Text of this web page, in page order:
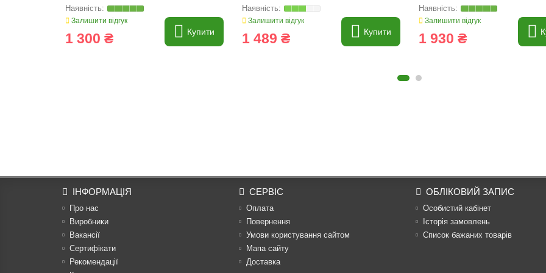
Залишити відгук
1 300 ₴ Купити
Залишити відгук
1 489 ₴ Купити
Залишити відгук
1 930 ₴
ІНФОРМАЦІЯ
Про нас
Виробники
Вакансії
Сертифікати
Рекомендації
СЕРВІС
Оплата
Повернення
Умови користування сайтом
Мапа сайту
Доставка
ОБЛІКОВИЙ ЗАПИС
Особистий кабінет
Історія замовлень
Список бажаних товарів